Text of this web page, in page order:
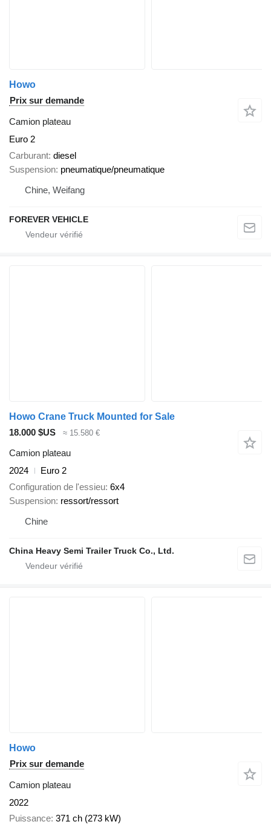
Howo
Prix sur demande
Camion plateau
Euro 2
Carburant diesel
Suspension pneumatique/pneumatique
Chine, Weifang
FOREVER VEHICLE
Howo Crane Truck Mounted for Sale
18.000 $US
≈ 15.580 €
Camion plateau
2024
Euro 2
Configuration de l'essieu 6x4
Suspension ressort/ressort
Chine
China Heavy Semi Trailer Truck Co., Ltd.
Howo
Prix sur demande
Camion plateau
2022
Puissance 371 ch (273 kW)